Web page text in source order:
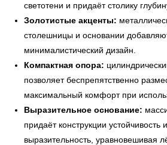
светотени и придаёт столику
Золотистые акценты:
столешницы и основании
минималистический дизайн.
Компактная опора:
позволяет беспрепятственно
максимальный комфорт при
Выразительное основание:
придаёт конструкции устойчивость
выразительность, уравновешивая
← Вернуться на предыдущую страницу